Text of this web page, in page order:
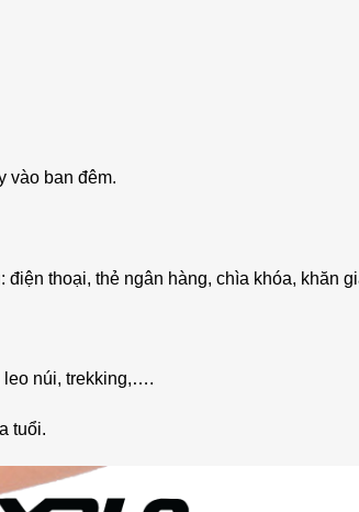
vào ban đêm.
thoại, thẻ ngân hàng, chìa khóa, khăn
leo núi, trekking,….
tuổi.